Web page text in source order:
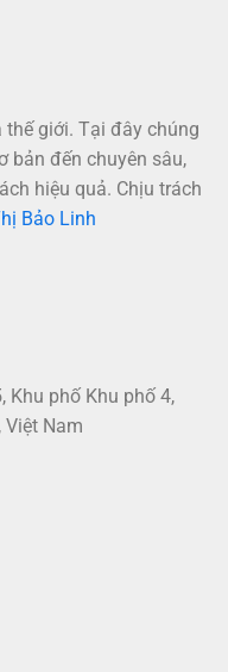
thế giới. Tại đây chúng
bản đến chuyên sâu,
hiệu quả. Chịu trách
Bảo Linh
Khu phố Khu phố 4,
Việt Nam